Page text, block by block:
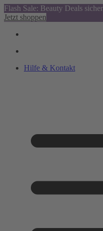
Flash Sale: Beauty Deals
Jetzt shoppen
Hilfe & Kontakt